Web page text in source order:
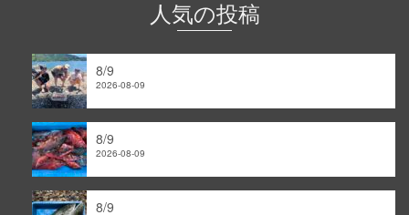
人気の投稿
8/9
2026-08-09
8/9
2026-08-09
8/9